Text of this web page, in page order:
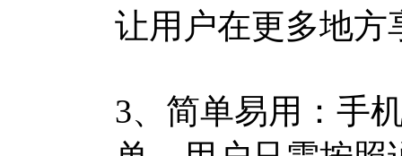
让用户在更多地方
3、简单易用：手